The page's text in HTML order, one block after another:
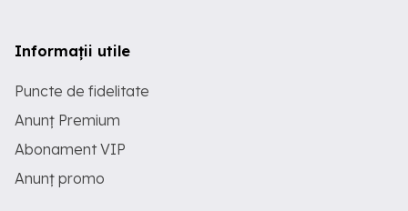
Informații utile
Puncte de fidelitate
Anunț Premium
Abonament VIP
Anunț promo